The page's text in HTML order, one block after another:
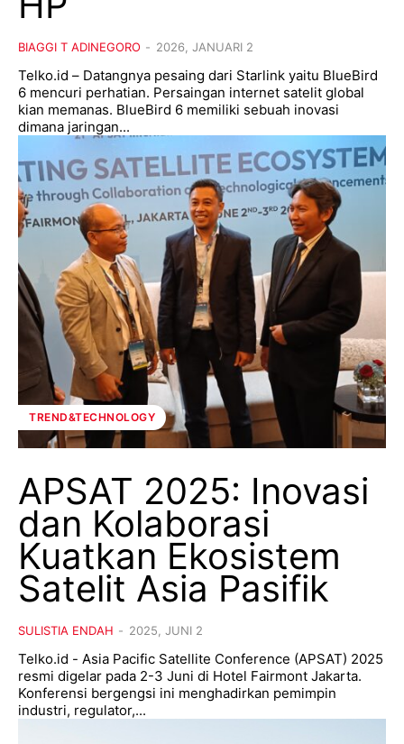
BIAGGI T ADINEGORO - 2026, JANUARI 2
Telko.id – Datangnya pesaing dari Starlink yaitu BlueBird
6 mencuri perhatian. Persaingan internet satelit global
kian memanas. BlueBird 6 memiliki sebuah inovasi
dimana jaringan...
TREND&TECHNOLOGY
APSAT 2025: Inovasi
dan Kolaborasi
Kuatkan Ekosistem
Satelit Asia Pasifik
SULISTIA ENDAH - 2025, JUNI 2
Telko.id - Asia Pacific Satellite Conference (APSAT) 2025
resmi digelar pada 2-3 Juni di Hotel Fairmont Jakarta.
Konferensi bergengsi ini menghadirkan pemimpin
industri, regulator,...